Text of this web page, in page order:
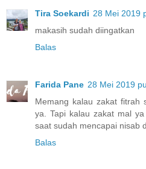
Tira Soekardi 28 Mei 2019
makasih sudah diingatkan
Balas
Farida Pane 28 Mei 2019
Memang kalau zakat fitrah
ya. Tapi kalau zakat mal
saat sudah mencapai nisab
Balas